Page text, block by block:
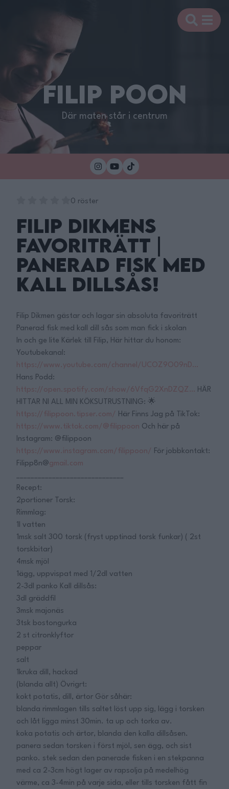
FILIP POON
Där maten står i centrum
0 röster
Filip Dikmens
Favoriträtt |
Panerad Fisk med
Kall Dillsås!
Filip Dikmen gästar och lagar sin absoluta favoriträtt
Panerad fisk med kall dill sås som man fick i skolan
In och ge lite Kärlek till Filip, Här hittar du honom:
Youtubekanal:
https://www.youtube.com/channel/UCOZ9O09nD…
Hans Podd:
https://open.spotify.com/show/6VfqG2XnDZQZ… HÄR
HITTAR NI ALL MIN KÖKSUTRUSTNING: 🌟
https://filippoon.tipser.com/ Här Finns Jag på TikTok:
https://www.tiktok.com/@filippoon Och här på
Instagram: @filippoon
https://www.instagram.com/filippoon/ För jobbkontakt:
Filipp8n@gmail.com
______________________________
Recept:
2portioner Torsk:
Rimmlag:
1l vatten
1msk salt 300 torsk (fryst upptinad torsk funkar) ( 2st
torskbitar)
4msk mjöl
1ägg, uppvispat med 1/2dl vatten
2-3dl panko Kall dillsås:
3dl gräddfil
3msk majonäs
3tsk bostongurka
2 st citronklyftor
peppar
salt
1kruka dill, hackad
(blanda allt) Övrigrt:
kokt potatis, dill, ärtor Gör såhär:
blanda rimmlagen tills saltet löst upp sig, lägg i torsken
och låt ligga minst 30min. ta up och torka av.
koka potatis och ärtor, blanda den kalla dillsåsen.
panera sedan torsken i först mjöl, sen ägg, och sist
panko. stek sedan den panerade fisken i en stekpanna
med ca 2-3cm högt lager av rapsolja på medelhög
värme, ca 3-4min på varje sida, eller tills torsken fått fin